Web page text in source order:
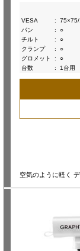
VESA
:
パン
:
○
チルト
:
○
クランプ
:
○
グロメット
:
○
台数
: 1台用
空気のように軽く